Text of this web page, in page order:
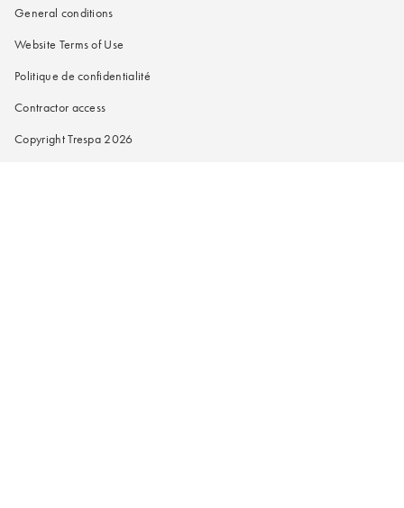
General conditions
Website Terms of Use
Politique de confidentialité
Contractor access
Copyright Trespa 2026